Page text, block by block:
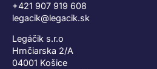
+421 907 919 608
legacik@legacik.sk
Legáčik s.r.o
Hrnčiarska 2/A
04001 Košice